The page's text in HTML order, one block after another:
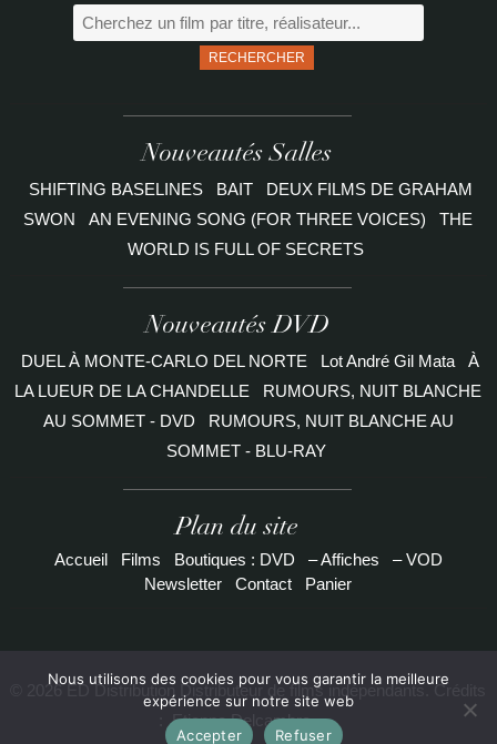
RECHERCHER
Nouveautés Salles
SHIFTING BASELINES BAIT
DEUX FILMS DE GRAHAM
SWON
AN EVENING SONG (FOR THREE VOICES)
THE
WORLD IS FULL OF SECRETS
Nouveautés DVD
DUEL À MONTE-CARLO DEL NORTE Lot André Gil Mata
À
LA LUEUR DE LA CHANDELLE
RUMOURS, NUIT BLANCHE
AU SOMMET - DVD
RUMOURS, NUIT BLANCHE AU
SOMMET - BLU-RAY
Plan du site
Accueil Films Boutiques : DVD – Affiches
– VOD
Newsletter
Contact Panier
© 2026 ED Distribution Distributeur de films indépendants. Crédits
Etienne Delcambre
Nous utilisons des cookies pour vous garantir la meilleure
expérience sur notre site web
Accepter
Refuser